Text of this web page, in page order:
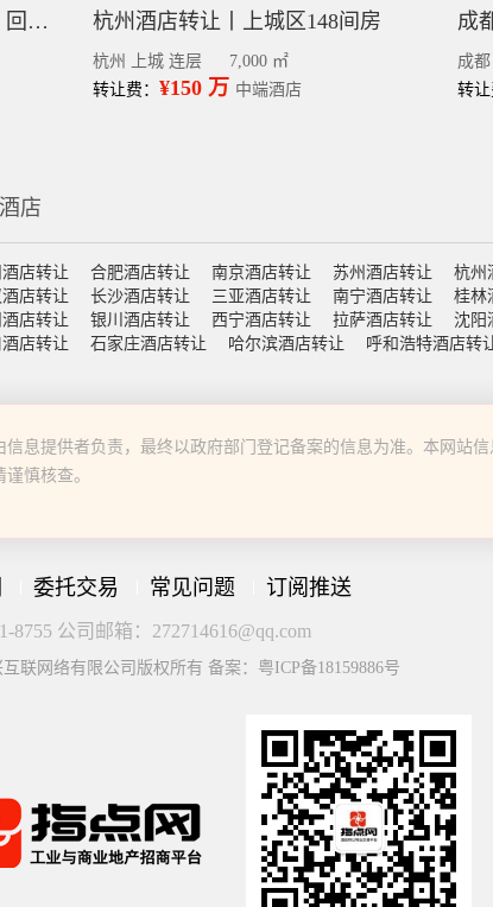
呼和浩特酒店无转让费出租丨回民区整栋精装修200间客房 杭州酒店转让丨上城区148间房
杭州 上城 连层
7,000 ㎡
转让费： ¥150 万 中端酒店
成
转让
店
店转让 合肥酒店转让 南京酒店转让 苏州酒店转让 杭州
店转让 长沙酒店转让 三亚酒店转让 南宁酒店转让 桂林
店转让 银川酒店转让 西宁酒店转让 拉萨酒店转让 沈阳
店转让 石家庄酒店转让 哈尔滨酒店转让 呼和浩特酒店转
息提供者负责，最终以政府部门登记备案的信息为准。本网站信
慎核查。
委托交易 常见问题 订阅推送
8755 公司邮箱：272714616@qq.com
联网络有限公司版权所有 备案：粤ICP备18159886号